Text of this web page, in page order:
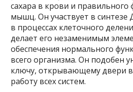
сахара в крови и
мышц. Он участвует в синтезе
в процессах клеточного
делает его незаменимым
обеспечения нормального
всего организма. Он подобен
ключу, открывающему двери
работу всех систем.